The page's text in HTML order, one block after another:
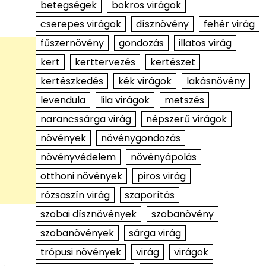
betegségek
bokros virágok
cserepes virágok
dísznövény
fehér virág
fűszernövény
gondozás
illatos virág
kert
kerttervezés
kertészet
kertészkedés
kék virágok
lakásnövény
levendula
lila virágok
metszés
narancssárga virág
népszerű virágok
növények
növénygondozás
növényvédelem
növényápolás
otthoni növények
piros virág
rózsaszín virág
szaporítás
szobai dísznövények
szobanövény
szobanövények
sárga virág
trópusi növények
virág
virágok